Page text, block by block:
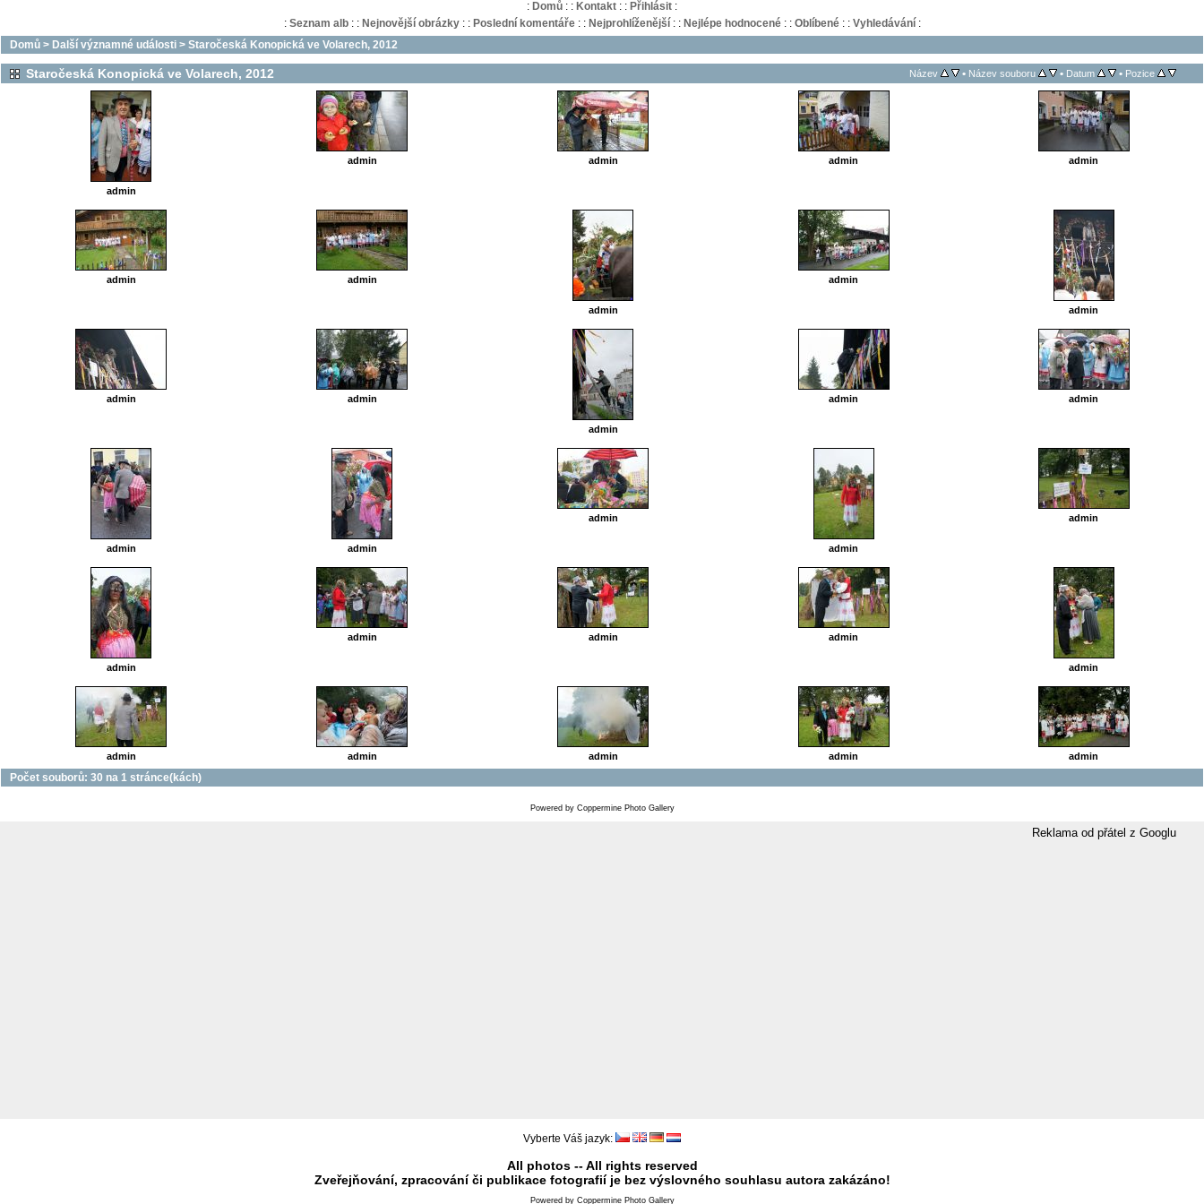
: Domů : : Kontakt : : Přihlásit :
: Seznam alb: : Nejnovější obrázky: : Poslední komentáře: : Nejprohlíženější: : Nejlépe hodnocené: : Oblíbené: : Vyhledávání:
Domů > Další významné události > Staročeská Konopická ve Volarech, 2012
Staročeská Konopická ve Volarech, 2012 Název • Název souboru • Datum • Pozice
admin
admin admin admin admin
admin admin
admin
admin
admin
admin admin
admin
admin admin
admin admin
admin
admin
admin
admin
admin admin admin
admin
admin admin admin admin admin
Počet souborů: 30 na 1 stránce(kách)
Powered by Coppermine Photo Gallery
Reklama od přátel z Googlu
Vyberte Váš jazyk:
All photos -- All rights reserved
Zveřejňování, zpracování či publikace fotografií je bez výslovného souhlasu autora zakázáno!
Powered by Coppermine Photo Gallery